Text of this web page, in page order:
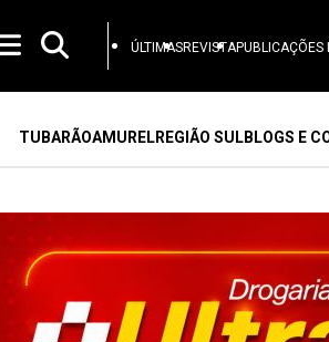
ÚLTIMASREVISTAPUBLICAÇÕES
TUBARÃOAMURELREGIÃO SULBLOGS E